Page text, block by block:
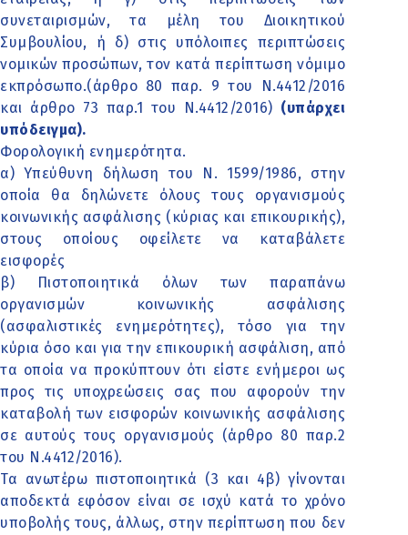
συνεταιρισμών, τα μέλη του Διοικητικού
Συμβουλίου, ή δ) στις υπόλοιπες περιπτώσεις
νομικών προσώπων, τον κατά περίπτωση νόμιμο
εκπρόσωπο.(άρθρο 80 παρ. 9 του Ν.4412/2016
και άρθρο 73 παρ.1 του Ν.4412/2016) (υπάρχει
υπόδειγμα).
Φορολογική ενημερότητα.
α) Υπεύθυνη δήλωση του Ν. 1599/1986, στην
οποία θα δηλώνετε όλους τους οργανισμούς
κοινωνικής ασφάλισης (κύριας και επικουρικής),
στους οποίους οφείλετε να καταβάλετε
εισφορές
β) Πιστοποιητικά όλων των παραπάνω
οργανισμών κοινωνικής ασφάλισης
(ασφαλιστικές ενημερότητες), τόσο για την
κύρια όσο και για την επικουρική ασφάλιση, από
τα οποία να προκύπτουν ότι είστε ενήμεροι ως
προς τις υποχρεώσεις σας που αφορούν την
καταβολή των εισφορών κοινωνικής ασφάλισης
σε αυτούς τους οργανισμούς (άρθρο 80 παρ.2
του Ν.4412/2016).
Τα ανωτέρω πιστοποιητικά (3 και 4β) γίνονται
αποδεκτά εφόσον είναι σε ισχύ κατά το χρόνο
υποβολής τους, άλλως, στην περίπτωση που δεν